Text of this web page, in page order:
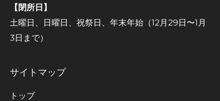
【閉所日】
土曜日、日曜日、祝祭日、年末年始（12月29日〜1月
3日まで）
サイトマップ
トップ